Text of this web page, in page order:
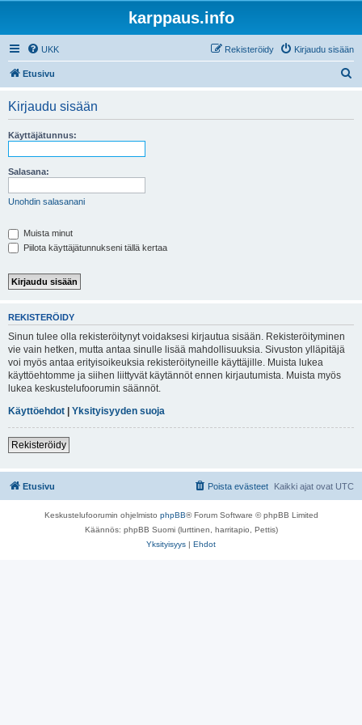
karppaus.info
UKK Kirjaudu sisään
Rekisteröidy
Etusivu
Kirjaudu sisään
Käyttäjätunnus:
Salasana:
Unohdin salasanani
Muista minut
Piilota käyttäjätunnukseni tällä kertaa
REKISTERÖIDY
Sinun tulee olla rekisteröitynyt voidaksesi kirjautua sisään. Rekisteröityminen
vie vain hetken, mutta antaa sinulle lisää mahdollisuuksia. Sivuston ylläpitäjä
voi myös antaa erityisoikeuksia rekisteröityneille käyttäjille. Muista lukea
käyttöehtomme ja siihen liittyvät käytännöt ennen kirjautumista. Muista myös
lukea keskustelufoorumin säännöt.
Käyttöehdot | Yksityisyyden suoja
Rekisteröidy
Etusivu Kaikki ajat ovat UTC
Poista evästeet
Keskustelufoorumin ohjelmisto phpBB® Forum Software © phpBB Limited
Käännös: phpBB Suomi (lurttinen, harritapio, Pettis)
Yksityisyys | Ehdot